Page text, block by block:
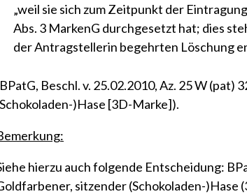
„weil sie sich zum Zeitpunkt der
Abs. 3 MarkenG durchgesetzt hat; dies
der Antragstellerin begehrten Löschung
Beschl. v. 25.02.2010, Az. 25 W (pat)
)Hase [3D-Marke]).
hierzu auch folgende Entscheidung:
sitzender (Schokoladen-)Hase